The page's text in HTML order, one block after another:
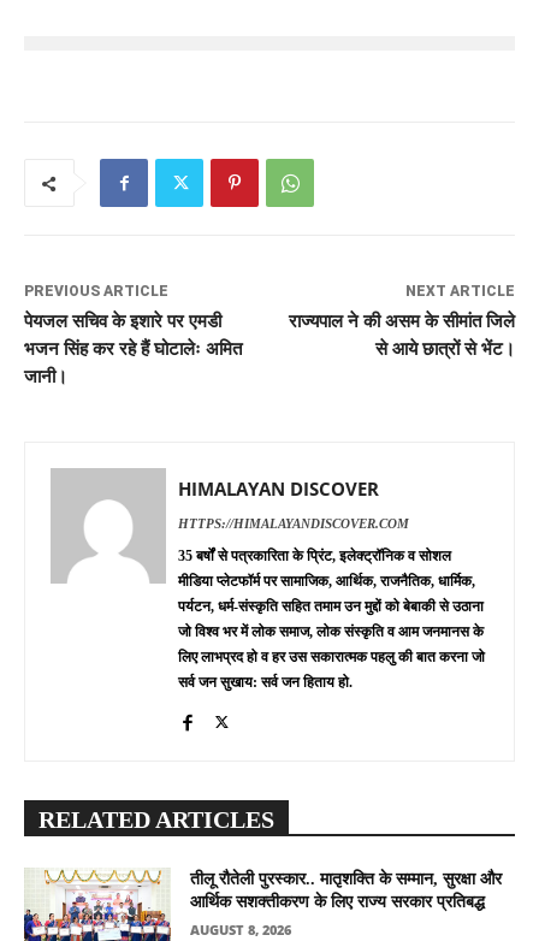
PREVIOUS ARTICLE
पेयजल सचिव के इशारे पर एमडी
भजन सिंह कर रहे हैं घोटालेः अमित
जानी।
NEXT ARTICLE
राज्यपाल ने की असम के सीमांत जिले
से आये छात्रों से भेंट।
HIMALAYAN DISCOVER
HTTPS://HIMALAYANDISCOVER.COM
35 बर्षों से पत्रकारिता के प्रिंट, इलेक्ट्रॉनिक व सोशल
मीडिया प्लेटफॉर्म पर सामाजिक, आर्थिक, राजनैतिक, धार्मिक,
पर्यटन, धर्म-संस्कृति सहित तमाम उन मुद्दों को बेबाकी से उठाना
जो विश्व भर में लोक समाज, लोक संस्कृति व आम जनमानस के
लिए लाभप्रद हो व हर उस सकारात्मक पहलु की बात करना जो
सर्व जन सुखाय: सर्व जन हिताय हो.
RELATED ARTICLES
तीलू रौतेली पुरस्कार.. मातृशक्ति के सम्मान, सुरक्षा और
आर्थिक सशक्तीकरण के लिए राज्य सरकार प्रतिबद्ध
AUGUST 8, 2026